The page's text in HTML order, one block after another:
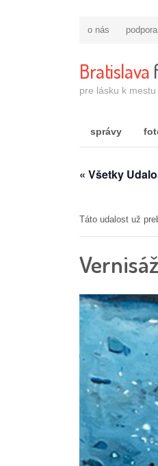
o nás podpora
Bratislava
pre lásku k mestu
správy
« Všetky
Táto udalost už